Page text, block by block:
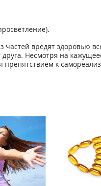
вредят здоровью
Несмотря на
препятствием к